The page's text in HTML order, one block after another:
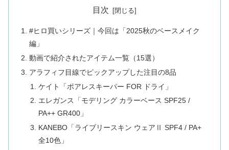
目次
#ヒロ買いシリーズ｜今回は「2025秋のベースメイク
編」
動画で紹介されたアイテム一覧（15選）
アラフィフ目線でピックアップした注目の8品
ケイト「ポアレスキーパー FOR ドライ」
エレガンス「モデリング カラーベース SPF25 /
PA++ GR400」
KANEBO「ライブリースキン ウェアⅡ SPF4 / PA+
全10色」